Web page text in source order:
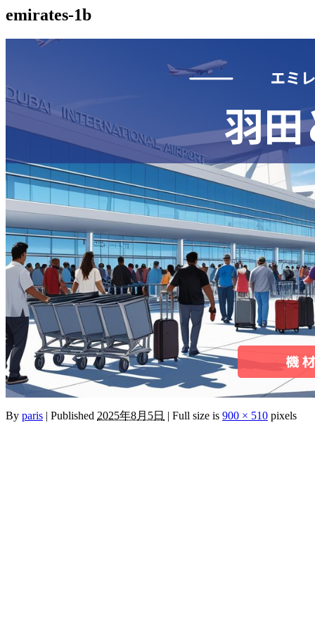
emirates-1b
By paris | Published 2025年8月5日 | Full size is 900 × 510 pixels